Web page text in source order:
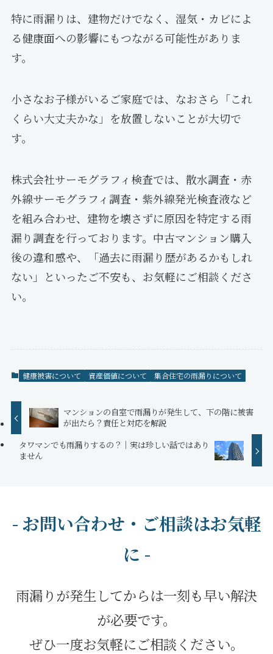
特に雨漏りは、建物だけでなく、湿気・カビによ
る健康面への影響にもつながる可能性がありま
す。
小さなお子様がいるご家庭では、なおさら「これ
くらい大丈夫かな」を放置しないことが大切で
す。
株式会社サーモグラフィ検査では、散水調査・赤
外線サーモグラフィ調査・紫外線発光検査液など
を組み合わせ、建物を壊さずに原因を特定する雨
漏り調査を行っております。中古マンション購入
後の違和感や、「過去に雨漏り歴があるかもしれ
ない」といったご不安も、お気軽にご相談くださ
い。
健康被害について 資産価値について 集合住宅の雨漏りについて
マンションの自室で雨漏りが発生して、下の階に被害
が出たら？責任と対応を解説
タワマンでも雨漏りするの？｜実は珍しい話ではあり
ません
- お問い合わせ・ご相談はお気軽
に -
雨漏りが発生してからは一刻も早い解決
が必要です。
ぜひ一度お気軽にご相談ください。